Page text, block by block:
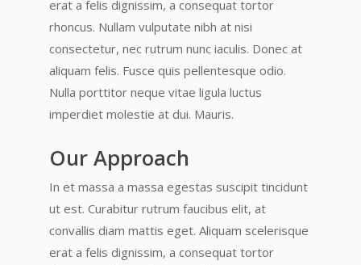
erat a felis dignissim, a consequat tortor
rhoncus. Nullam vulputate nibh at nisi
consectetur, nec rutrum nunc iaculis. Donec at
aliquam felis. Fusce quis pellentesque odio.
Nulla porttitor neque vitae ligula luctus
imperdiet molestie at dui. Mauris.
Our Approach
In et massa a massa egestas suscipit tincidunt
ut est. Curabitur rutrum faucibus elit, at
convallis diam mattis eget. Aliquam scelerisque
erat a felis dignissim, a consequat tortor